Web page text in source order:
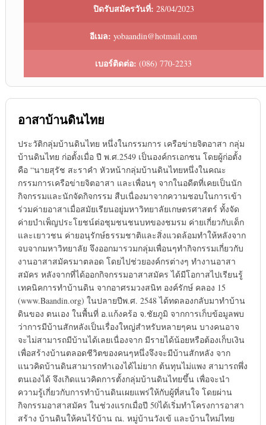
ปิดรับสมัครวันที่: 28/04/2023
อีเมล: yobaandin@hotmail.com
เบอร์ติดต่อ: (086) 770-2233
อาสาบ้านดินไทย
ประวัติกลุ่มบ้านดินไทย หนึ่งในกรรมการ เครือข่ายจิตอาสา กลุ่ม
บ้านดินไทย ก่อตั้งเมื่อ ปี พ.ศ.2549 เป็นองค์กรเอกชน โดยผู้ก่อตั้ง
คือ “นายสุรัช สะราคำ หัวหน้ากลุ่มบ้านดินไทยหนึ่งในคณะ
กรรมการเครือข่ายจิตอาสา และเพื่อนๆ จากในอดีตที่เคยเป็นนัก
กิจกรรมและนักจัดกิจกรรม สืบเนื่องมาจากความชอบในการเข้า
ร่วมค่ายอาสาเมื่อสมัยเรียนอยู่มหาวิทยาลัยเกษตรศาสตร์ ทั้งจัด
ค่ายบำเพ็ญประโยชน์ต่อชุมชนชนบทของชมรม ค่ายเกี่ยวกับเด็ก
และเยาวชน ค่ายอนุรักษ์ธรรมชาติและสิ่งแวดล้อมทำให้หลังจาก
จบจากมหาวิทยาลัย จึงออกมารวมกลุ่มเพื่อนๆทำกิจกรรมเกี่ยวกับ
งานอาสาสมัครมาตลอด โดยไปช่วยองค์กรต่างๆ ทำงานอาสา
สมัคร หลังจากที่ได้ออกกิจกรรมอาสาสมัคร ได้มีโอกาสไปเรียนรู้
เทคนิคการทำบ้านดิน จากอาศรมวงสนิท องค์รักษ์ คลอง 15
(www.Baandin.org) ในปลายปีพ.ศ. 2548 ได้ทดลองกลับมาทำบ้าน
ดินของ ตนเอง ในพื้นที่ อ.แก้งคร้อ จ.ชัยภูมิ จากการเก็บข้อมูลพบ
ว่าการมีบ้านสักหลังเป็นเรื่องใหญ่สำหรับหลายๆคน บางคนอาจ
จะไม่สามารถมีบ้านได้เลยเนื่องจาก มีรายได้น้อยหรือต้องเก็บเงิน
เพื่อสร้างบ้านตลอดชีวิตของคนๆหนึ่งจึงจะมีบ้านสักหลัง จาก
แนวคิดบ้านดินสามารถทำเองได้ไม่ยาก ต้นทุนไม่แพง สามารถพึ่ง
ตนเองได้ จึงเกิดแนวคิดการตั้งกลุ่มบ้านดินไทยขึ้น เพื่อจะนำ
ความรู้เกี่ยวกับการทำบ้านดินเผยแพร่ให้กับผู้ที่สนใจ โดยผ่าน
กิจกรรมอาสาสมัคร ในช่วงแรกเมื่อปี 50ได้เริ่มทำโครงการอาสา
สร้าง บ้านดินให้คนไร้บ้าน ณ. หมู่บ้านวังเข้ และบ้านใหม่ไทย